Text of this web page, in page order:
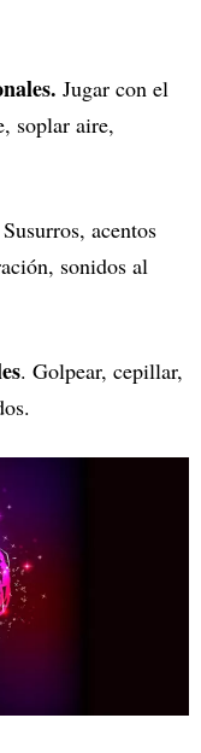
Jugar con el
soplar aire,
Susurros, acentos
sonidos al
. Golpear, cepillar,